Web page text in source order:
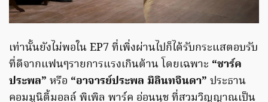
เท่านั้นยังไม่พอใน EP7 ที่เพิ่งผ่านไปก็ได้รับกระแสตอบรับ
ที่ดีจากแฟนๆรายการแรงเกินต้าน โดยเฉพาะ “ชาร์ค
ประพล” หรือ “อาจารย์ประพล มิลินทจินดา” ประธาน
คอมมูนิตี้มอลล์ พิเพิล พาร์ค อ่อนนุช ที่สวมวิญญาณเป็น